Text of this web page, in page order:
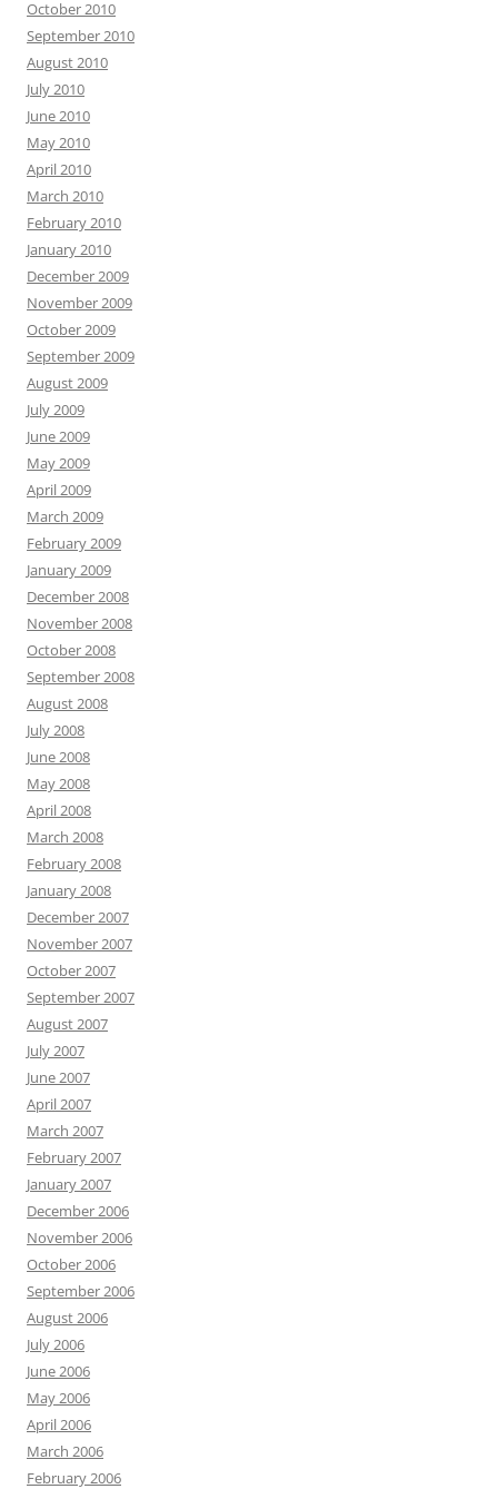
October 2010
September 2010
August 2010
July 2010
June 2010
May 2010
April 2010
March 2010
February 2010
January 2010
December 2009
November 2009
October 2009
September 2009
August 2009
July 2009
June 2009
May 2009
April 2009
March 2009
February 2009
January 2009
December 2008
November 2008
October 2008
September 2008
August 2008
July 2008
June 2008
May 2008
April 2008
March 2008
February 2008
January 2008
December 2007
November 2007
October 2007
September 2007
August 2007
July 2007
June 2007
April 2007
March 2007
February 2007
January 2007
December 2006
November 2006
October 2006
September 2006
August 2006
July 2006
June 2006
May 2006
April 2006
March 2006
February 2006